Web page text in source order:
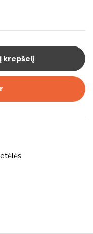
Į krepšelį